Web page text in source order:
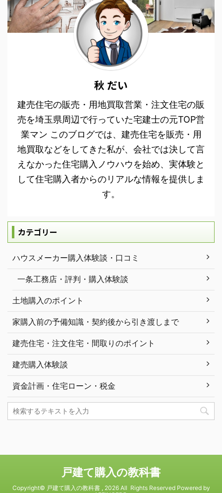
秋 だい
建売住宅の販売・用地買取営業・注文住宅の販
売を埼玉県周辺で行っていた宅建士の元TOP営
業マン このブログでは、建売住宅を販売・用
地買取などをしてきた私が、会社では決して言
えなかった住宅購入ノウハウを始め、実体験と
して住宅購入者からのリアルな情報を提供しま
す。
カテゴリー
ハウスメーカー購入体験談・口コミ
一条工務店・評判・購入体験談
土地購入のポイント
家購入前の予備知識・契約後から引き渡しまで
建売住宅・注文住宅・間取りのポイント
建売購入体験談
資金計画・住宅ローン・税金
戸建て購入の教科書
Copyright© 戸建て購入の教科書 , 2026 All Rights Reserved Powered by